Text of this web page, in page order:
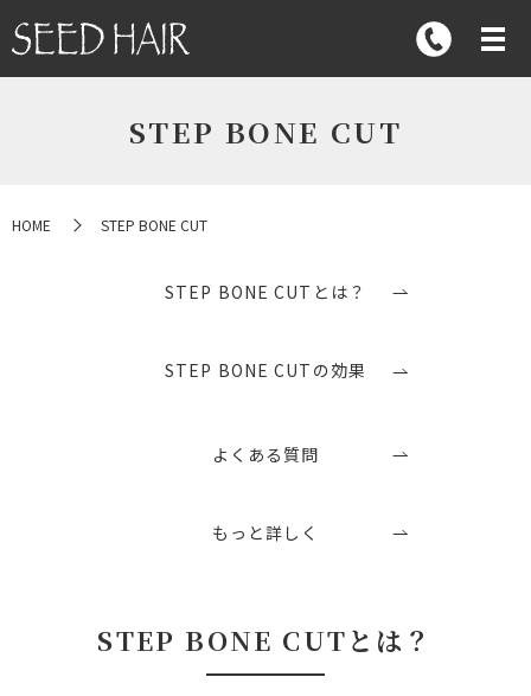
STEP BONE CUT
HOME STEP BONE CUT
STEP BONE CUTとは？
STEP BONE CUTの効果
よくある質問
もっと詳しく
STEP BONE CUTとは？